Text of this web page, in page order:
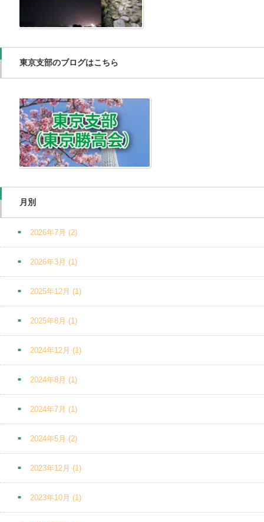
東京支部のブログはこちら
月別
2026年7月 (2)
2026年3月 (1)
2025年12月 (1)
2025年8月 (1)
2024年12月 (1)
2024年8月 (1)
2024年7月 (1)
2024年5月 (2)
2023年12月 (1)
2023年10月 (1)